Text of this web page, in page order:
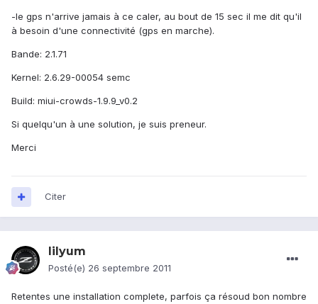
-le gps n'arrive jamais à ce caler, au bout de 15 sec il me dit qu'il
à besoin d'une connectivité (gps en marche).
Bande: 2.1.71
Kernel: 2.6.29-00054 semc
Build: miui-crowds-1.9.9_v0.2
Si quelqu'un à une solution, je suis preneur.
Merci
Citer
lilyum
Posté(e) 26 septembre 2011
Retentes une installation complete, parfois ça résoud bon nombre